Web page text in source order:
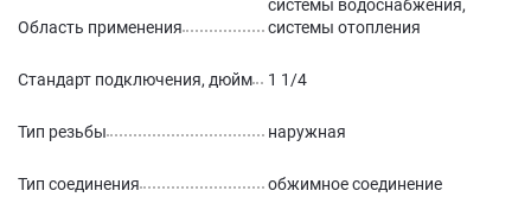
Область применения
системы водоснабжения,
системы отопления
Стандарт подключения, дюйм 1 1/4
Тип резьбы наружная
Тип соединения обжимное соединение